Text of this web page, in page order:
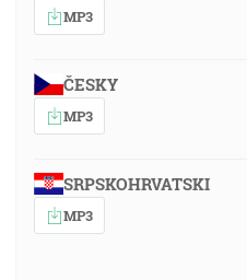
MP3
ČESKY
MP3
SRPSKOHRVATSKI
MP3